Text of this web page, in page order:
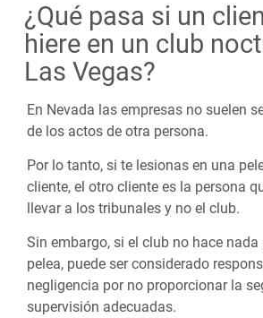
¿Qué pasa si un
hiere en un club
Las Vegas?
En Nevada las empresas no suelen
de los actos de otra persona.
Por lo tanto, si te lesionas en una
cliente, el otro cliente es la persona
llevar a los tribunales y no el club.
Sin embargo, si el club no hace
pelea, puede ser considerado
negligencia por no proporcionar la
supervisión adecuadas.